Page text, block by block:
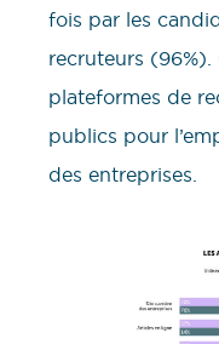
fois par les
recruteurs
plateformes de
publics pour
des entreprises.